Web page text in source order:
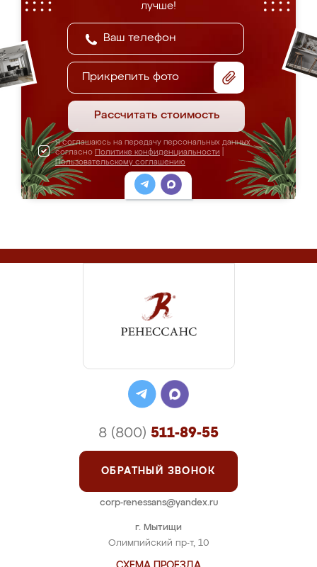
лучше!
Прикрепить фото
Рассчитать стоимость
Я соглашаюсь на передачу персональных данных
согласно Политике конфиденциальности
Пользовательскому соглашению
г. Мытищи
Олимпийский пр-т, 10
8 (800) 511-89-55
ОБРАТНЫЙ ЗВОНОК
corp-renessans@yandex.ru